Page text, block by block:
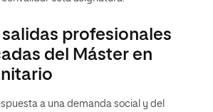
profesionales
del Máster en
a una demanda social y del